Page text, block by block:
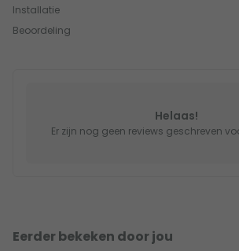
Installatie
Beoordeling
Helaas!
Er zijn nog geen reviews geschreven
Eerder bekeken door jou